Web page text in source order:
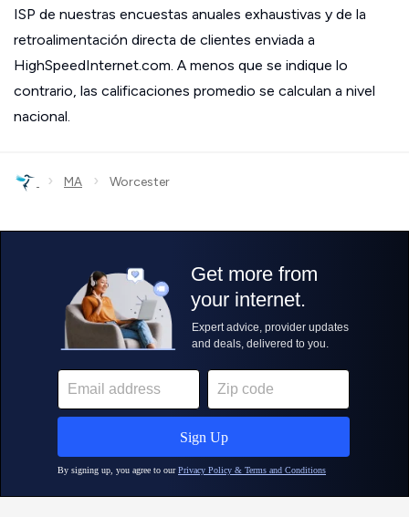
ISP de nuestras encuestas anuales exhaustivas y de la
retroalimentación directa de clientes enviada a
HighSpeedInternet.com. A menos que se indique lo
contrario, las calificaciones promedio se calculan a nivel
nacional.
› MA › Worcester